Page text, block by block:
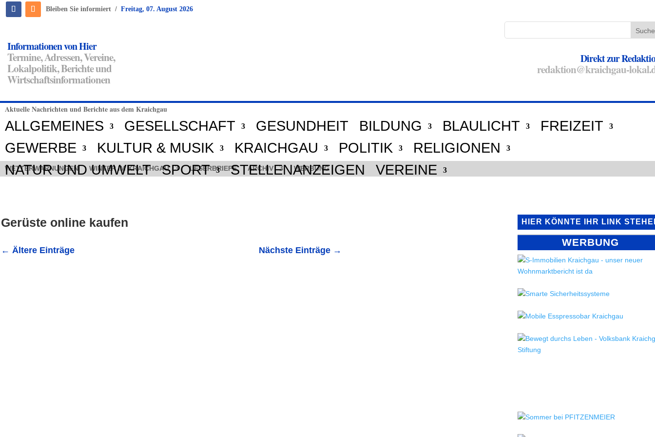
Bleiben Sie informiert / Freitag, 07. August 2026
Informationen von Hier
Termine, Adressen, Vereine,
Lokalpolitik, Berichte und
Wirtschaftsinformationen
Direkt zur
redaktion@kraichgau-
Aktuelle Nachrichten und Berichte aus dem Kraichgau
ALLGEMEINES GESELLSCHAFT GESUNDHEIT BILDUNG BLAULICHT
FREIZEIT
GEWERBE
KULTUR & MUSIK KRAICHGAU POLITIK
RELIGIONEN
NATUR UND UMWELT
SPORT STELLENANZEIGEN VEREINE
WETTERWARNUNGEN WINTER IM KRAICHGAU LESERBRIEFE ARCHIV WERBUNG
Gerüste online kaufen
← Ältere Einträge Nächste Einträge→
HIER KÖNNTE IHR LINK
WERBUNG